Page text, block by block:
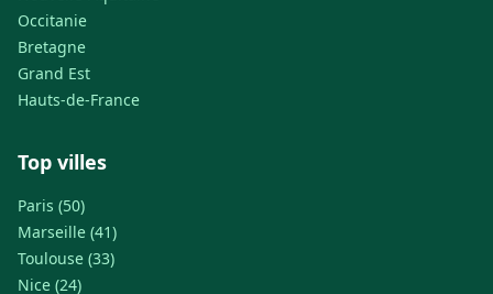
Occitanie
Bretagne
Grand Est
Hauts-de-France
Top villes
Paris (50)
Marseille (41)
Toulouse (33)
Nice (24)